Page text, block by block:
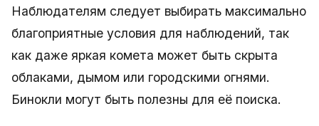
Наблюдателям следует выбирать максимально
благоприятные условия для наблюдений, так
как даже яркая комета может быть скрыта
облаками, дымом или городскими огнями.
Бинокли могут быть полезны для её поиска.